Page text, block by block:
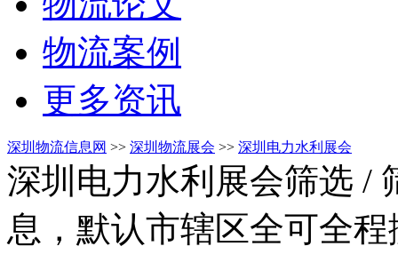
物流案例
更多资讯
深圳物流信息网 >> 深圳物流展会 >> 深圳电力水利展会
深圳电力水利展会筛选 /
息，默认市辖区全可全程